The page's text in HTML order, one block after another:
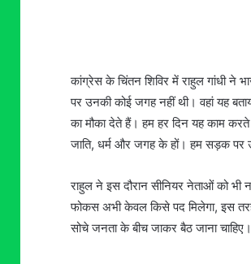
कांग्रेस के चिंतन शिविर में राहुल गांधी ने
पर उनकी कोई जगह नहीं थी। वहां यह
का मौका देते हैं। हम हर दिन यह काम
जाति, धर्म और जगह के हों। हम सड़क पर
राहुल ने इस दौरान सीनियर नेताओं को
फोकस अभी केवल किसे पद मिलेगा, इस तरह
सोचे जनता के बीच जाकर बैठ जाना